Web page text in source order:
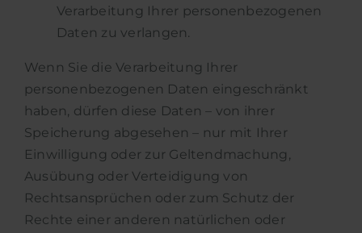
Verarbeitung Ihrer personenbezogenen
Daten zu verlangen.
Wenn Sie die Verarbeitung Ihrer
personenbezogenen Daten eingeschränkt
haben, dürfen diese Daten – von ihrer
Speicherung abgesehen – nur mit Ihrer
Einwilligung oder zur Geltendmachung,
Ausübung oder Verteidigung von
Rechtsansprüchen oder zum Schutz der
Rechte einer anderen natürlichen oder